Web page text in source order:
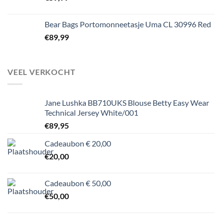
Bear Bags Portomonneetasje Uma CL 30996 Red
€89,99
VEEL VERKOCHT
Jane Lushka BB710UKS Blouse Betty Easy Wear
Technical Jersey White/001
€89,95
Cadeaubon € 20,00
€20,00
Cadeaubon € 50,00
€50,00